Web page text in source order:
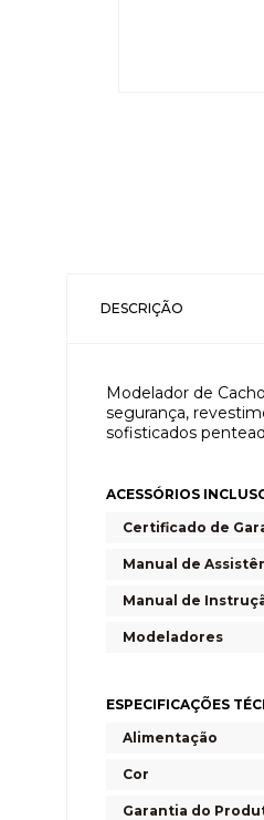
DESCRIÇÃO
Modelador de
segurança,
sofisticados
ACESSÓRIOS
Certificado de
Manual de
Manual de
Modeladores
ESPECIFICAÇÕES
Alimentação
Cor
Garantia do